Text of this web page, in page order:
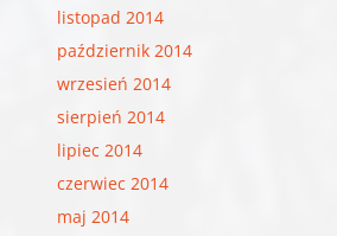
listopad 2014
październik 2014
wrzesień 2014
sierpień 2014
lipiec 2014
czerwiec 2014
maj 2014